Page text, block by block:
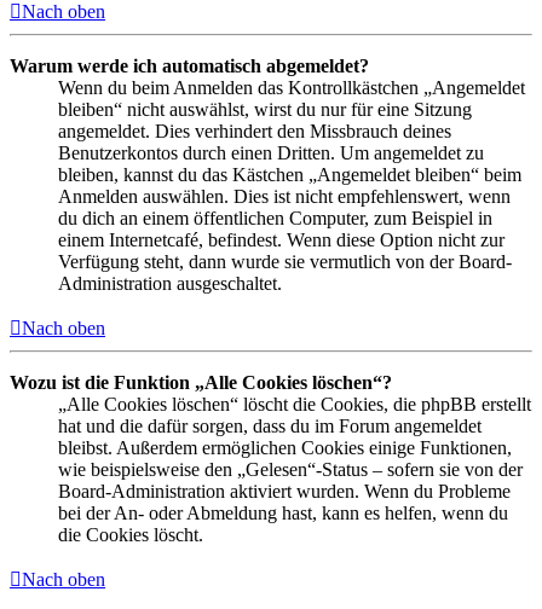
Nach oben
Warum werde ich automatisch abgemeldet?
Wenn du beim Anmelden das Kontrollkästchen „Angemeldet
bleiben“ nicht auswählst, wirst du nur für eine Sitzung
angemeldet. Dies verhindert den Missbrauch deines
Benutzerkontos durch einen Dritten. Um angemeldet zu
bleiben, kannst du das Kästchen „Angemeldet bleiben“ beim
Anmelden auswählen. Dies ist nicht empfehlenswert, wenn
du dich an einem öffentlichen Computer, zum Beispiel in
einem Internetcafé, befindest. Wenn diese Option nicht zur
Verfügung steht, dann wurde sie vermutlich von der Board-
Administration ausgeschaltet.
Nach oben
Wozu ist die Funktion „Alle Cookies löschen“?
„Alle Cookies löschen“ löscht die Cookies, die phpBB erstellt
hat und die dafür sorgen, dass du im Forum angemeldet
bleibst. Außerdem ermöglichen Cookies einige Funktionen,
wie beispielsweise den „Gelesen“-Status – sofern sie von der
Board-Administration aktiviert wurden. Wenn du Probleme
bei der An- oder Abmeldung hast, kann es helfen, wenn du
die Cookies löscht.
Nach oben